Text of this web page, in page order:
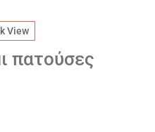
View
πατούσες